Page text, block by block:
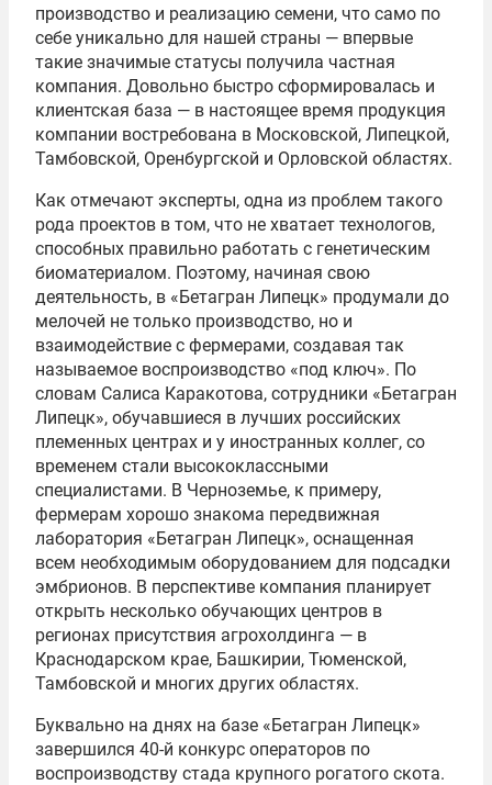
производство и реализацию семени, что само по
себе уникально для нашей страны — впервые
такие значимые статусы получила частная
компания. Довольно быстро сформировалась и
клиентская база — в настоящее время продукция
компании востребована в Московской, Липецкой,
Тамбовской, Оренбургской и Орловской областях.
Как отмечают эксперты, одна из проблем такого
рода проектов в том, что не хватает технологов,
способных правильно работать с генетическим
биоматериалом. Поэтому, начиная свою
деятельность, в «Бетагран Липецк» продумали до
мелочей не только производство, но и
взаимодействие с фермерами, создавая так
называемое воспроизводство «под ключ». По
словам Салиса Каракотова, сотрудники «Бетагран
Липецк», обучавшиеся в лучших российских
племенных центрах и у иностранных коллег, со
временем стали высококлассными
специалистами. В Черноземье, к примеру,
фермерам хорошо знакома передвижная
лаборатория «Бетагран Липецк», оснащенная
всем необходимым оборудованием для подсадки
эмбрионов. В перспективе компания планирует
открыть несколько обучающих центров в
регионах присутствия агрохолдинга — в
Краснодарском крае, Башкирии, Тюменской,
Тамбовской и многих других областях.
Буквально на днях на базе «Бетагран Липецк»
завершился 40-й конкурс операторов по
воспроизводству стада крупного рогатого скота.